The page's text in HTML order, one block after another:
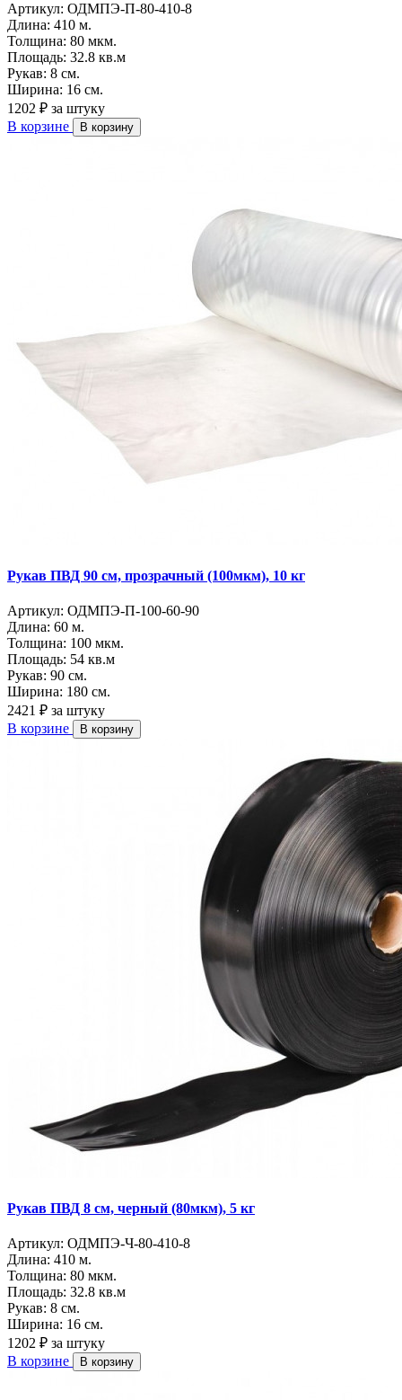
Артикул: ОДМПЭ-П-80-410-8
Длина: 410 м.
Толщина: 80 мкм.
Площадь: 32.8 кв.м
Рукав: 8 см.
Ширина: 16 см.
1202 ₽ за штуку
В корзине
В корзину
Рукав ПВД 90 см, прозрачный (100мкм), 10 кг
Артикул: ОДМПЭ-П-100-60-90
Длина: 60 м.
Толщина: 100 мкм.
Площадь: 54 кв.м
Рукав: 90 см.
Ширина: 180 см.
2421 ₽ за штуку
В корзине
В корзину
Рукав ПВД 8 см, черный (80мкм), 5 кг
Артикул: ОДМПЭ-Ч-80-410-8
Длина: 410 м.
Толщина: 80 мкм.
Площадь: 32.8 кв.м
Рукав: 8 см.
Ширина: 16 см.
1202 ₽ за штуку
В корзине
В корзину